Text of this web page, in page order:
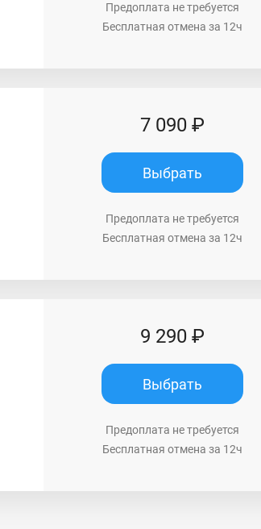
Предоплата не требуется
Бесплатная отмена за 12ч
7 090 ₽
Выбрать
Предоплата не требуется
Бесплатная отмена за 12ч
9 290 ₽
Выбрать
Предоплата не требуется
Бесплатная отмена за 12ч